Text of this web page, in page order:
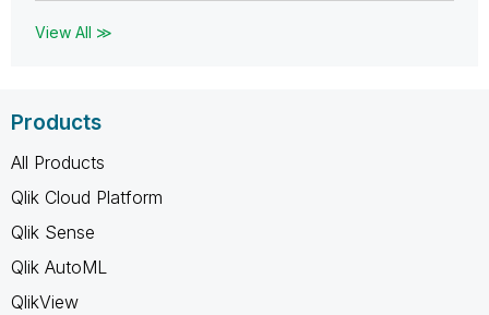
View All ≫
Products
All Products
Qlik Cloud Platform
Qlik Sense
Qlik AutoML
QlikView